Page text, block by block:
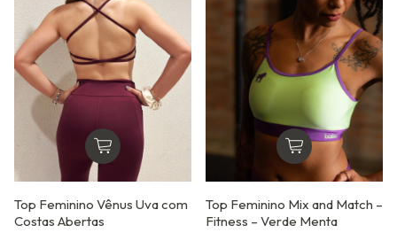
Top Feminino Vênus Uva com
Costas Abertas
Top Feminino Mix and Match –
Fitness – Verde Menta